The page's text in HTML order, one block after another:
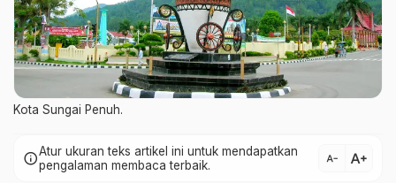
Kota Sungai Penuh.
infoAtur ukuran teks artikel ini untuk mendapatkan
pengalaman membaca terbaik.
text_decrease text_increase